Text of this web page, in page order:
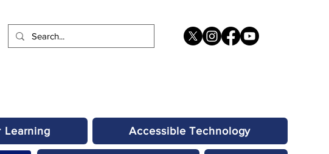
Learning Accessible Technology